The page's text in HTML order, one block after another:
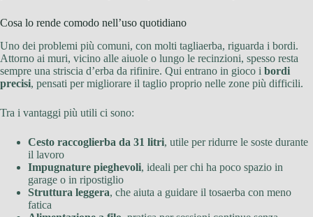
Cosa lo rende comodo nell’uso quotidiano
Uno dei problemi più comuni, con molti tagliaerba, riguarda i bordi.
Attorno ai muri, vicino alle aiuole o lungo le recinzioni, spesso resta
sempre una striscia d’erba da rifinire. Qui entrano in gioco i bordi
precisi, pensati per migliorare il taglio proprio nelle zone più difficili.
Tra i vantaggi più utili ci sono:
Cesto raccoglierba da 31 litri, utile per ridurre le soste durante
il lavoro
Impugnature pieghevoli, ideali per chi ha poco spazio in
garage o in ripostiglio
Struttura leggera, che aiuta a guidare il tosaerba con meno
fatica